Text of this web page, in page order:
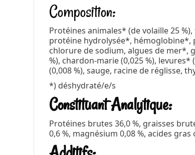
Composition:
Protéines animales* (de volaille 25
protéine hydrolysée*, hémoglobine*,
chlorure de sodium, algues de mer*,
%), chardon-marie (0,025 %),
(0,008 %), sauge, racine de réglisse,
*) déshydraté/e/s
Constituant Analytique:
Protéines brutes 36,0 %, graisses
0,6 %, magnésium 0,08 %, acides